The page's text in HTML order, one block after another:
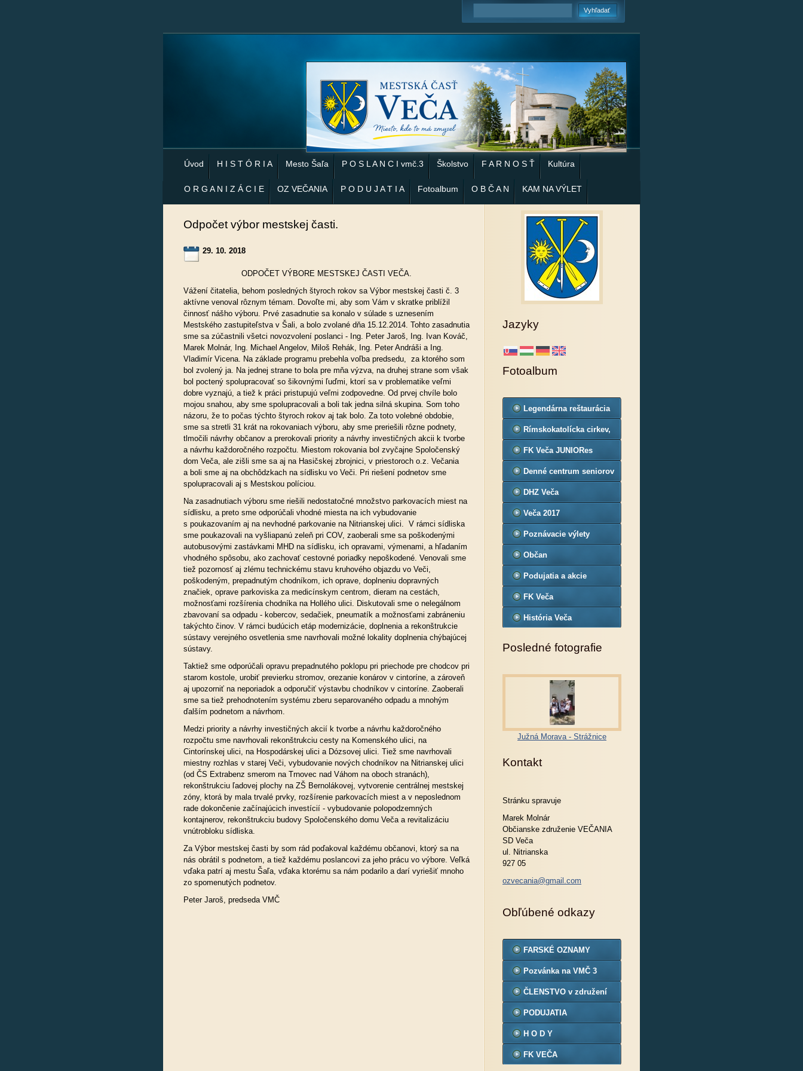
Úvod H I S T Ó R I A Mesto Šaľa P O S L A N C I vmč.3 Školstvo F A R N O S Ť Kultúra
O R G A N I Z Á C I E OZ VEČANIA P O D U J A T I A Fotoalbum O B Č A N KAM NA VÝLET
Odpočet výbor mestskej časti.
29. 10. 2018
ODPOČET VÝBORE MESTSKEJ ČASTI VEČA.
Vážení čitatelia, behom posledných štyroch rokov sa Výbor mestskej časti č. 3
aktívne venoval rôznym témam. Dovoľte mi, aby som Vám v skratke priblížil
činnosť nášho výboru. Prvé zasadnutie sa konalo v súlade s uznesením
Mestského zastupiteľstva v Šali, a bolo zvolané dňa 15.12.2014. Tohto zasadnutia
sme sa zúčastnili všetci novozvolení poslanci - Ing. Peter Jaroš, Ing. Ivan Kováč,
Marek Molnár, Ing. Michael Angelov, Miloš Rehák, Ing. Peter Andráši a Ing.
Vladimír Vicena. Na základe programu prebehla voľba predsedu, za ktorého som
bol zvolený ja. Na jednej strane to bola pre mňa výzva, na druhej strane som však
bol poctený spolupracovať so šikovnými ľuďmi, ktorí sa v problematike veľmi
dobre vyznajú, a tiež k práci pristupujú veľmi zodpovedne. Od prvej chvíle bolo
mojou snahou, aby sme spolupracovali a boli tak jedna silná skupina. Som toho
názoru, že to počas týchto štyroch rokov aj tak bolo. Za toto volebné obdobie,
sme sa stretli 31 krát na rokovaniach výboru, aby sme preriešili rôzne podnety,
tlmočili návrhy občanov a prerokovali priority a návrhy investičných akcii k tvorbe
a návrhu každoročného rozpočtu. Miestom rokovania bol zvyčajne Spoločenský
dom Veča, ale zišli sme sa aj na Hasičskej zbrojnici, v priestoroch o.z. Večania
a boli sme aj na obchôdzkach na sídlisku vo Veči. Pri riešení podnetov sme
spolupracovali aj s Mestskou políciou.
Na zasadnutiach výboru sme riešili nedostatočné množstvo parkovacích miest na
sídlisku, a preto sme odporúčali vhodné miesta na ich vybudovanie
s poukazovaním aj na nevhodné parkovanie na Nitrianskej ulici. V rámci sídliska
sme poukazovali na vyšliapanú zeleň pri COV, zaoberali sme sa poškodenými
autobusovými zastávkami MHD na sídlisku, ich opravami, výmenami, a hľadaním
vhodného spôsobu, ako zachovať cestovné poriadky nepoškodené. Venovali sme
tiež pozornosť aj zlému technickému stavu kruhového objazdu vo Veči,
poškodeným, prepadnutým chodníkom, ich oprave, doplneniu dopravných
značiek, oprave parkoviska za medicínskym centrom, dieram na cestách,
možnosťami rozšírenia chodníka na Hollého ulici. Diskutovali sme o nelegálnom
zbavovaní sa odpadu - kobercov, sedačiek, pneumatík a možnosťami zabráneniu
takýchto činov. V rámci budúcich etáp modernizácie, doplnenia a rekonštrukcie
sústavy verejného osvetlenia sme navrhovali možné lokality doplnenia chýbajúcej
sústavy.
Taktiež sme odporúčali opravu prepadnutého poklopu pri priechode pre chodcov pri
starom kostole, urobiť previerku stromov, orezanie konárov v cintoríne, a zároveň
aj upozorniť na neporiadok a odporučiť výstavbu chodníkov v cintoríne. Zaoberali
sme sa tiež prehodnotením systému zberu separovaného odpadu a mnohým
ďalším podnetom a návrhom.
Medzi priority a návrhy investičných akcií k tvorbe a návrhu každoročného
rozpočtu sme navrhovali rekonštrukciu cesty na Komenského ulici, na
Cintorínskej ulici, na Hospodárskej ulici a Dózsovej ulici. Tiež sme navrhovali
miestny rozhlas v starej Veči, vybudovanie nových chodníkov na Nitrianskej ulici
(od ČS Extrabenz smerom na Trnovec nad Váhom na oboch stranách),
rekonštrukciu ľadovej plochy na ZŠ Bernolákovej, vytvorenie centrálnej mestskej
zóny, ktorá by mala trvalé prvky, rozšírenie parkovacích miest a v neposlednom
rade dokončenie začínajúcich investícií - vybudovanie polopodzemných
kontajnerov, rekonštrukciu budovy Spoločenského domu Veča a revitalizáciu
vnútrobloku sídliska.
Za Výbor mestskej časti by som rád poďakoval každému občanovi, ktorý sa na
nás obrátil s podnetom, a tiež každému poslancovi za jeho prácu vo výbore. Veľká
vďaka patrí aj mestu Šaľa, vďaka ktorému sa nám podarilo a darí vyriešiť mnoho
zo spomenutých podnetov.
Peter Jaroš, predseda VMČ
Jazyky
Fotoalbum
Legendárna reštaurácia
Corgoň
Rímskokatolícka cirkev,
farnosť Veča
FK Veča JUNIORes
Denné centrum seniorov
č.3
DHZ Veča
Veča 2017
Poznávacie výlety
Občan
Podujatia a akcie
FK Veča
História Veča
Posledné fotografie
Južná Morava - Strážnice
Kontakt
Stránku spravuje
Marek Molnár
Občianske združenie VEČANIA
SD Veča
ul. Nitrianska
927 05
ozvecania@gmail.com
Obľúbené odkazy
FARSKÉ OZNAMY
Pozvánka na VMČ 3
ČLENSTVO v združení
PODUJATIA
H O D Y
FK VEČA